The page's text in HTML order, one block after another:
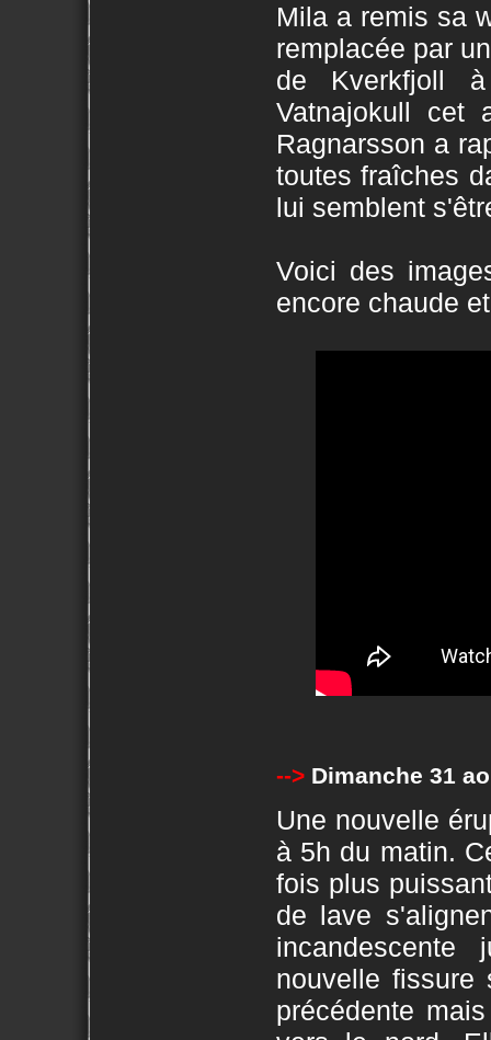
Mila a remis sa
remplacée par
de Kverkfjoll
Vatnajokull cet
Ragnarsson a
toutes fraîches
lui semblent
Voici des
encore chaude
-->Dimanche 31
Une nouvelle
à 5h du matin.
fois plus
de lave
nouvelle fissure
précédente